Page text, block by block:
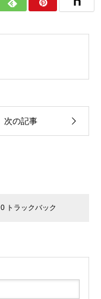
次の記事
0 トラックバック